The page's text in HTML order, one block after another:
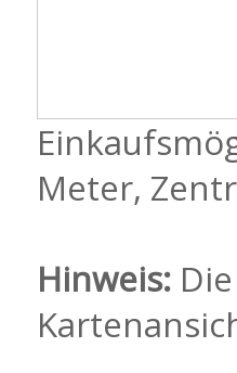
Meter,
Hinweis: